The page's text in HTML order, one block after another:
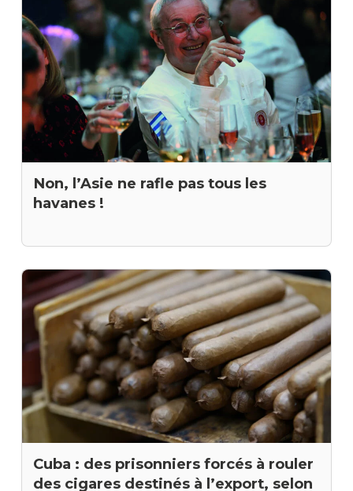
Non, l’Asie ne rafle pas tous les
havanes !
Cuba : des prisonniers forcés à rouler
des cigares destinés à l’export, selon